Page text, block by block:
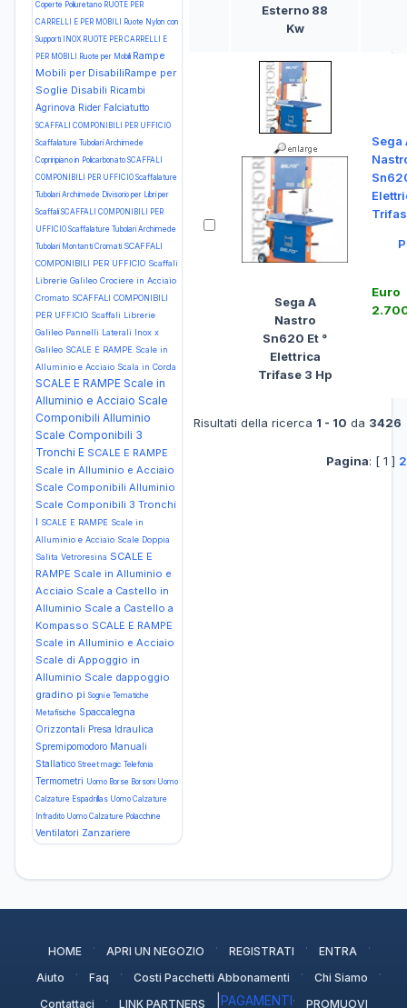
Coperte Poliuretano RUOTE PER
CARRELLI E PER MOBILI Ruote Nylon con
Supporti INOX RUOTE PER CARRELLI E
PER MOBILI Ruote per Mobili Rampe
Mobili per DisabiliRampe per
Soglie Disabili Ricambi
Agrinova Rider Falciatutto
SCAFFALI COMPONIBILI PER UFFICIO
Scaffalature Tubolari Archimede
Copriripiano in Policarbonato SCAFFALI
COMPONIBILI PER UFFICIO Scaffalature
Tubolari Archimede Divisorio per Libri per
ScaffaliSCAFFALI COMPONIBILI PER
UFFICIO Scaffalature Tubolari Archimede
Tubolari Montanti Cromati SCAFFALI
COMPONIBILI PER UFFICIO Scaffali
Librerie Galileo Crociere in Acciaio
Cromato SCAFFALI COMPONIBILI
PER UFFICIO Scaffali Librerie
Galileo Pannelli Laterali Inox x
Galileo SCALE E RAMPE Scale in
Alluminio e Acciaio Scala in Corda
SCALE E RAMPE Scale in
Alluminio e Acciaio Scale
Componibili Alluminio
Scale Componibili 3
Tronchi E SCALE E RAMPE
Scale in Alluminio e Acciaio
Scale Componibili Alluminio
Scale Componibili 3 Tronchi
I SCALE E RAMPE Scale in
Alluminio e Acciaio Scale Doppia
Salita Vetroresina SCALE E
RAMPE Scale in Alluminio e
Acciaio Scale a Castello in
Alluminio Scale a Castello a
Kompasso SCALE E RAMPE
Scale in Alluminio e Acciaio
Scale di Appoggio in
Alluminio Scale dappoggio
gradino pi Sogni e Tematiche
Metafisiche Spaccalegna
Orizzontali Presa Idraulica
Spremipomodoro Manuali
Stallatico Street magic Telefonia
Termometri Uomo Borse Borsoni Uomo
Calzature Espadrillas Uomo Calzature
Infradito Uomo Calzature Polacchine
Ventilatori Zanzariere
Esterno 88
Kw
Sega A
Nastro
Sn620 Et °
Elettrica
Trifase 3 Hp
Sega
Euro
Risultati della ricerca 1 - 10 da 3426
Pagina: [ 1 ] 2
HOME · APRI UN NEGOZIO · REGISTRATI · ENTRA ·
Aiuto · Faq · Costi Pacchetti Abbonamenti · Chi Siamo ·
Contattaci · LINK PARTNERS PAGAMENTI· PROMUOVI